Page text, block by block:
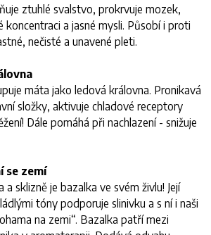
ztuhlé svalstvo, prokrvuje mozek,
koncentraci a jasné mysli. Působí i proti
nečisté a unavené pleti.
máta jako ledová královna. Pronikavá
složky, aktivuje chladové receptory
Dále pomáhá při nachlazení - snižuje
se zemí
sklizně je bazalka ve svém živlu! Její
tóny podporuje slinivku a s ní i naši
na zemi“. Bazalka patří mezi